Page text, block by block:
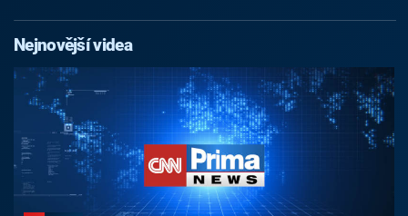
Nejnovější videa